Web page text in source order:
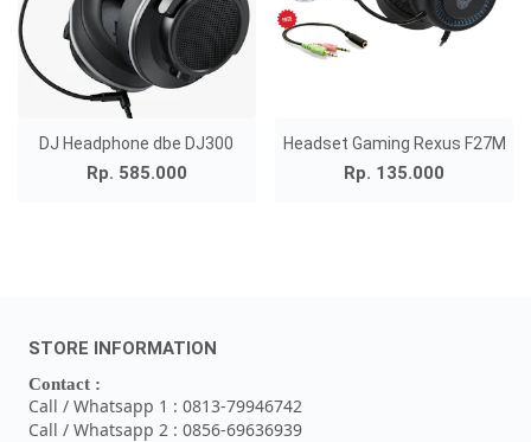
DJ Headphone dbe DJ300
Rp. 585.000
Headset Gaming Rexus F27M
Rp. 135.000
STORE INFORMATION
Contact :
Call / Whatsapp 1 : 0813-79946742
Call / Whatsapp 2 : 0856-69636939